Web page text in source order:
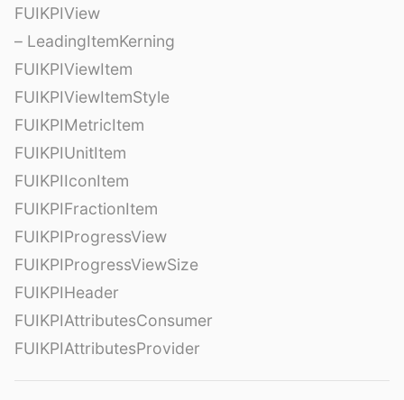
FUIKPIView
– LeadingItemKerning
FUIKPIViewItem
FUIKPIViewItemStyle
FUIKPIMetricItem
FUIKPIUnitItem
FUIKPIIconItem
FUIKPIFractionItem
FUIKPIProgressView
FUIKPIProgressViewSize
FUIKPIHeader
FUIKPIAttributesConsumer
FUIKPIAttributesProvider